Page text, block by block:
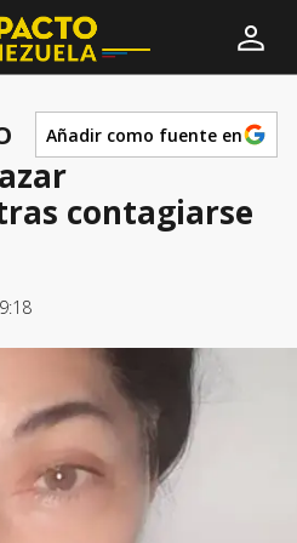
Añadir como fuente en
contagiarse